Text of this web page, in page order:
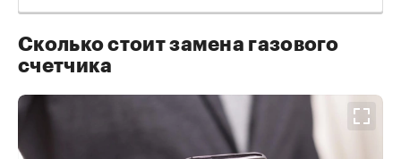
Сколько стоит замена газового
счетчика